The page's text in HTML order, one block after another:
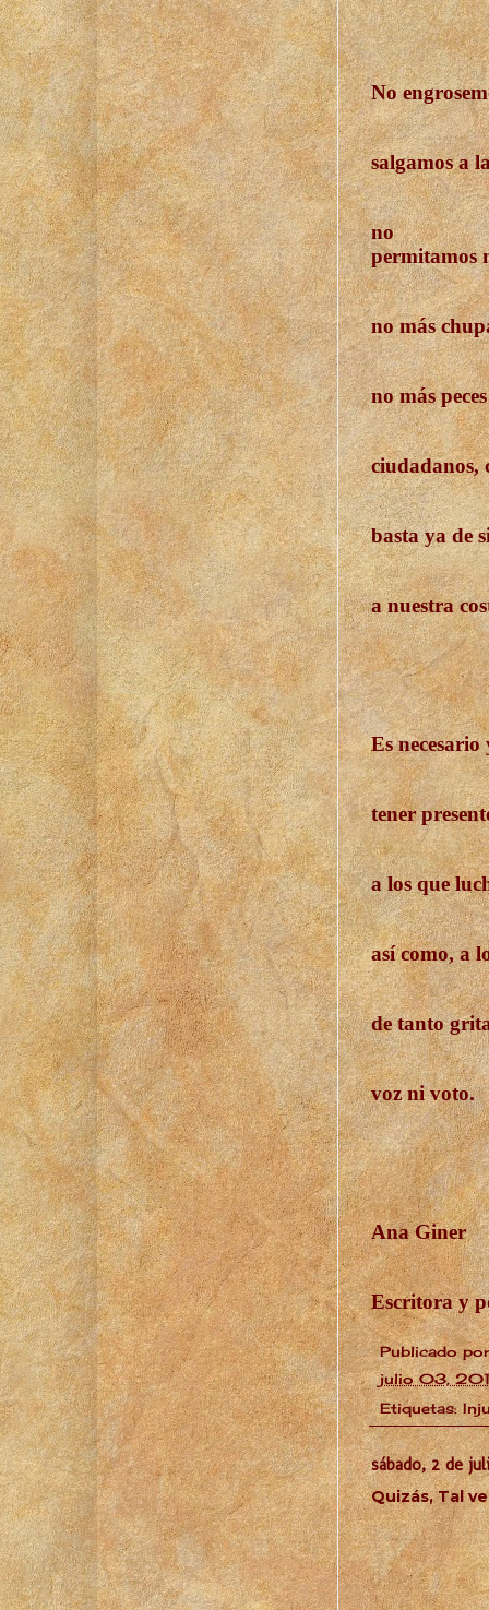
No
salgamos a
no
permitamos
no más
no más
ciudadanos,
basta ya de
a nuestra
Es
tener
a los que
así como, a
de tanto
voz ni voto.
Ana Giner
Escritora y
Publicado
julio 03,
Etiquetas:
sábado, 2 de
Quizás, Tal